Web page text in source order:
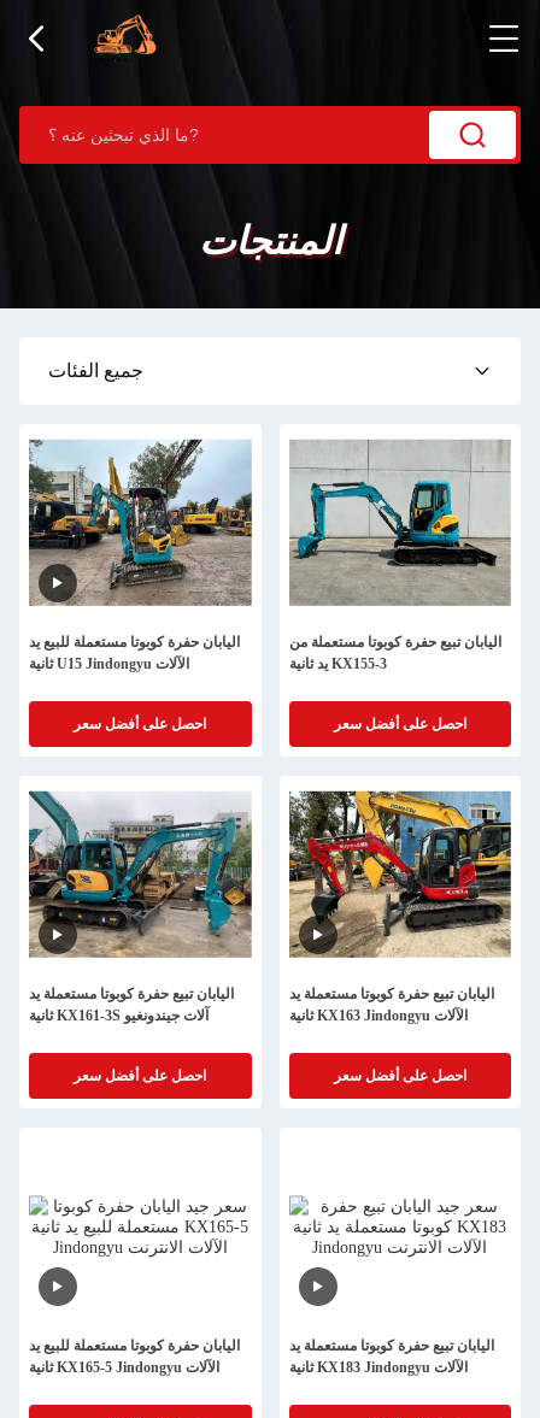
المنتجات
جميع الفئات
اليابان حفرة كوبوتا مستعملة للبيع يد
ثانية U15 Jindongyu الآلات
احصل على أفضل سعر
اليابان تبيع حفرة كوبوتا مستعملة من
يد ثانية KX155-3
احصل على أفضل سعر
اليابان تبيع حفرة كوبوتا مستعملة يد
ثانية KX161-3S آلات جيندونغيو
احصل على أفضل سعر
اليابان تبيع حفرة كوبوتا مستعملة يد
ثانية KX163 Jindongyu الآلات
احصل على أفضل سعر
اليابان حفرة كوبوتا مستعملة للبيع يد
ثانية KX165-5 Jindongyu الآلات
اليابان تبيع حفرة كوبوتا مستعملة يد
ثانية KX183 Jindongyu الآلات